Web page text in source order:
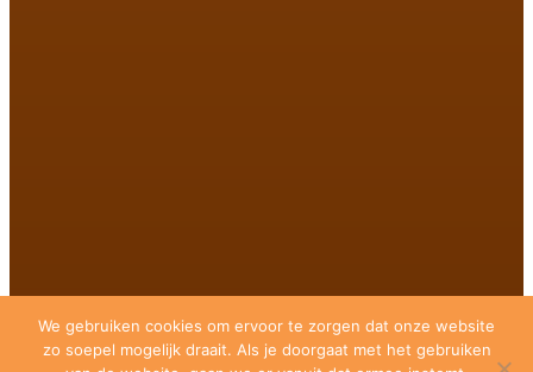
We gebruiken cookies om ervoor te zorgen dat onze website
zo soepel mogelijk draait. Als je doorgaat met het gebruiken